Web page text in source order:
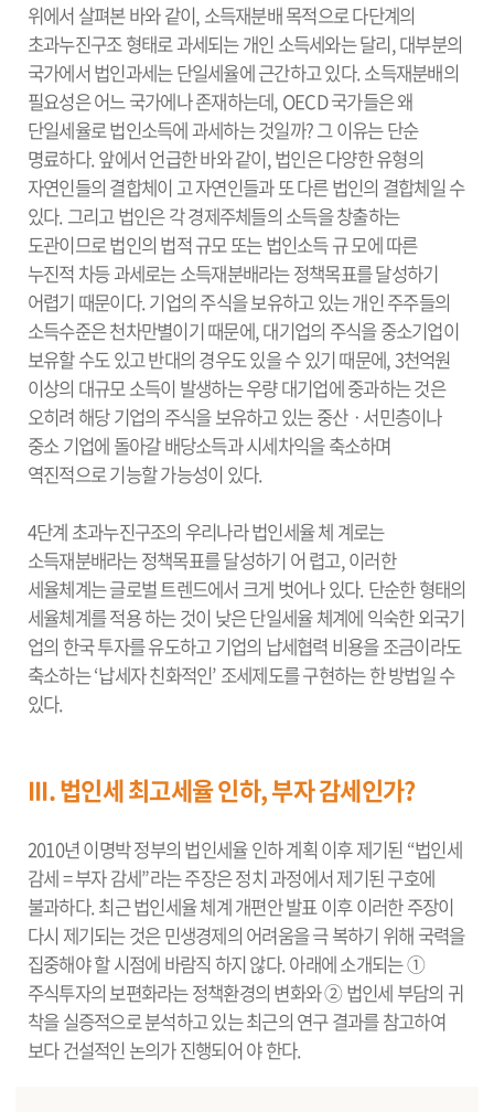
위에서 살펴본 바와 같이, 소득재분배 목적으로 다단계의
초과누진구조 형태로 과세되는 개인 소득세와는 달리, 대부분의
국가에서 법인과세는 단일세율에 근간하고 있다. 소득재분배의
필요성은 어느 국가에나 존재하는데, OECD 국가들은 왜
단일세율로 법인소득에 과세하는 것일까? 그 이유는 단순
명료하다. 앞에서 언급한 바와 같이, 법인은 다양한 유형의
자연인들의 결합체이 고 자연인들과 또 다른 법인의 결합체일 수
있다. 그리고 법인은 각 경제주체들의 소득을 창출하는
도관이므로 법인의 법적 규모 또는 법인소득 규 모에 따른
누진적 차등 과세로는 소득재분배라는 정책목표를 달성하기
어렵기 때문이다. 기업의 주식을 보유하고 있는 개인 주주들의
소득수준은 천차만별이기 때문에, 대기업의 주식을 중소기업이
보유할 수도 있고 반대의 경우도 있을 수 있기 때문에, 3천억원
이상의 대규모 소득이 발생하는 우량 대기업에 중과하는 것은
오히려 해당 기업의 주식을 보유하고 있는 중산ㆍ서민층이나
중소 기업에 돌아갈 배당소득과 시세차익을 축소하며
역진적으로 기능할 가능성이 있다.
4단계 초과누진구조의 우리나라 법인세율 체 계로는
소득재분배라는 정책목표를 달성하기 어 렵고, 이러한
세율체계는 글로벌 트렌드에서 크게 벗어나 있다. 단순한 형태의
세율체계를 적용 하는 것이 낮은 단일세율 체계에 익숙한 외국기
업의 한국 투자를 유도하고 기업의 납세협력 비용을 조금이라도
축소하는 ‘납세자 친화적인’ 조세제도를 구현하는 한 방법일 수
있다.
III. 법인세 최고세율 인하, 부자 감세인가?
2010년 이명박 정부의 법인세율 인하 계획 이후 제기된 “법인세
감세 = 부자 감세”라는 주장은 정치 과정에서 제기된 구호에
불과하다. 최근 법인세율 체계 개편안 발표 이후 이러한 주장이
다시 제기되는 것은 민생경제의 어려움을 극 복하기 위해 국력을
집중해야 할 시점에 바람직 하지 않다. 아래에 소개되는 ①
주식투자의 보편화라는 정책환경의 변화와 ② 법인세 부담의 귀
착을 실증적으로 분석하고 있는 최근의 연구 결과를 참고하여
보다 건설적인 논의가 진행되어 야 한다.